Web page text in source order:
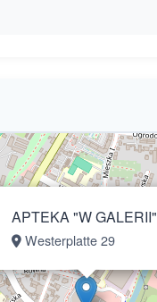
APTEKA "W GALERII"
Westerplatte 29